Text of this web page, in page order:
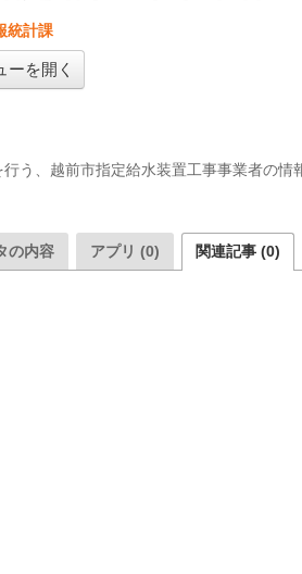
統計課
ーを開く
う、越前市指定給水装置工事事業者の情
の内容 アプリ (0) 関連記事 (0)